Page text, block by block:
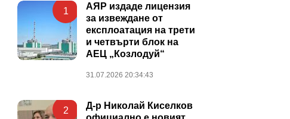
1
АЯР издаде лицензия
за извеждане от
експлоатация на трети
и четвърти блок на
АЕЦ „Козлодуй“
31.07.2026 20:34:43
2
Д-р Николай Киселков